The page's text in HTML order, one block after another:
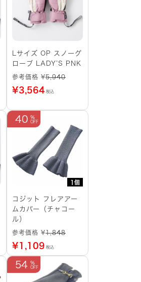
Lサイズ OP スノーグ
ローブ LADY’S PNK
参考価格 ¥5,940
¥3,564 税込
1個
40
コジット フレアアー
ムカバー（チャコー
ル）
参考価格 ¥1,848
¥1,109 税込
54